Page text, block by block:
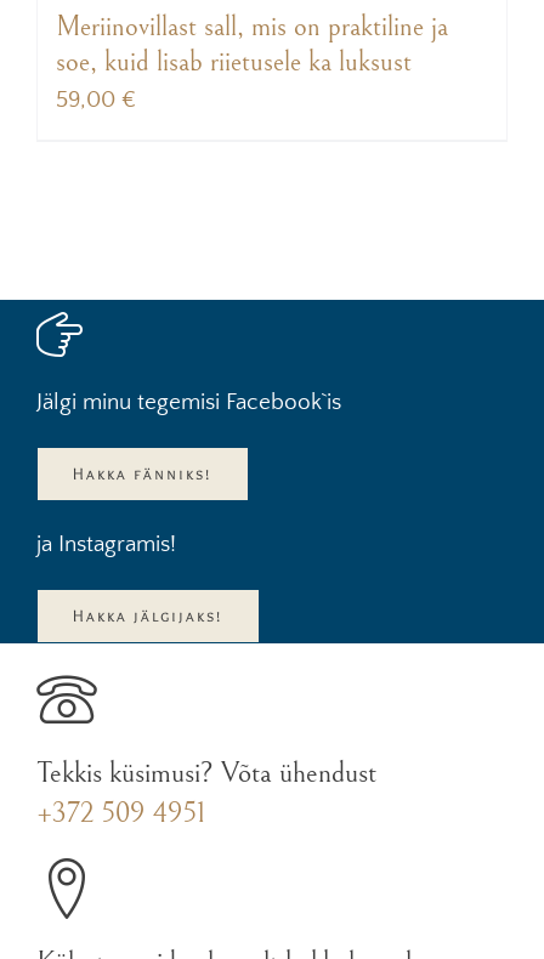
Meriinovillast sall, mis on praktiline ja
soe, kuid lisab riietusele ka luksust
59,00 €
Jälgi minu tegemisi Facebook`is
Hakka fänniks!
ja Instagramis!
Hakka jälgijaks!
Tekkis küsimusi? Võta ühendust
+372 509 4951